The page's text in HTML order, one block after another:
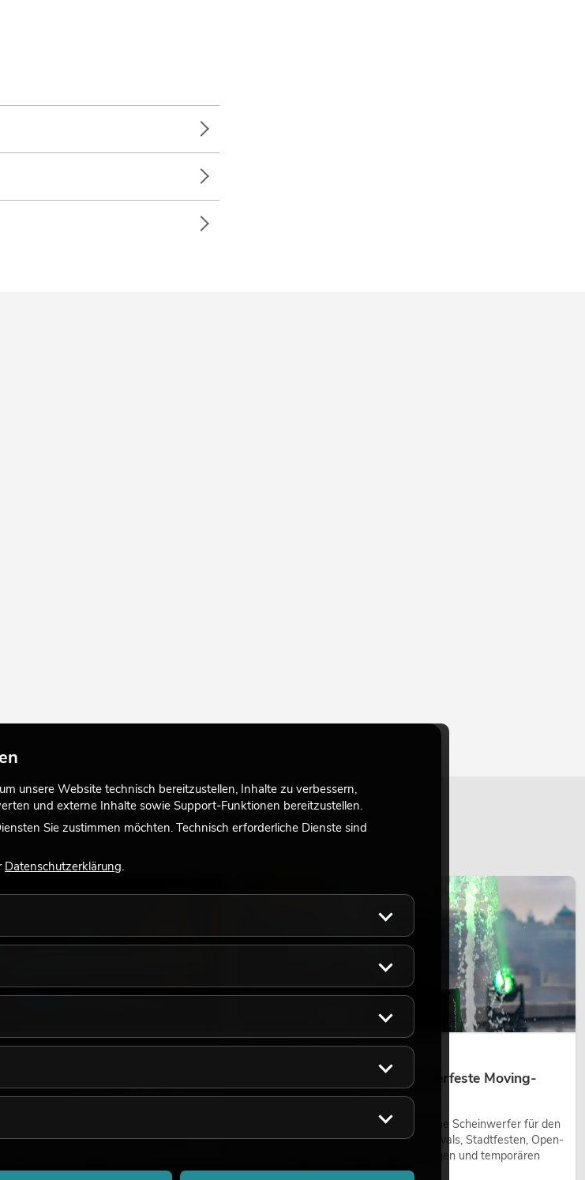
wirkt
Lichtdesigns auf Bühnen, in
ein bewusst eingesetztes
Outdoor Moving-Heads: Wetterfeste Moving-
Heads bei Events
Outdoor Moving-Heads sind bewegliche Scheinwerfer für den
Einsatz im Freien. Sie werden bei Festivals, Stadtfesten, Open-
Air-Konzerten, Architekturinszenierungen und temporären
Außeninstallationen eingesetzt.
LICHT
unsere Website technisch bereitzustellen, Inhalte zu verbessern,
und externe Inhalte sowie Support-Funktionen bereitzustellen.
Sie zustimmen möchten. Technisch erforderliche Dienste sind
Datenschutzerklärung.